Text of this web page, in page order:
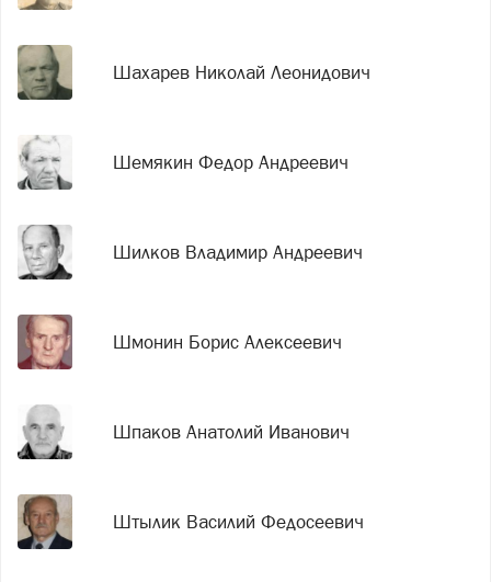
Шахарев Николай Леонидович
Шемякин Федор Андреевич
Шилков Владимир Андреевич
Шмонин Борис Алексеевич
Шпаков Анатолий Иванович
Штылик Василий Федосеевич